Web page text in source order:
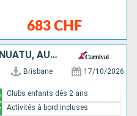
683 CHF
NOUVELLE-CALÉDONIE, VANUATU, AUSTRALIE
Brisbane 17/10/2026
Clubs enfants dès 2 ans
Activités à bord incluses